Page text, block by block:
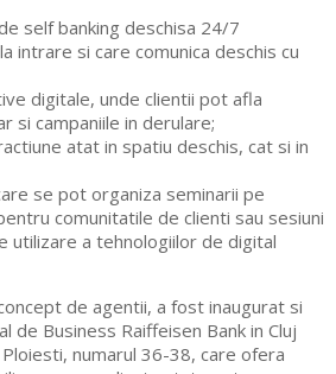
self banking deschisa 24/7
intrare si care comunica deschis cu
digitale, unde clientii pot afla
si campaniile in derulare;
atat in spatiu deschis, cat si in
se pot organiza seminarii pe
comunitatile de clienti sau sesiuni
utilizare a tehnologiilor de digital
de agentii, a fost inaugurat si
de Business Raiffeisen Bank in Cluj
numarul 36-38, care ofera